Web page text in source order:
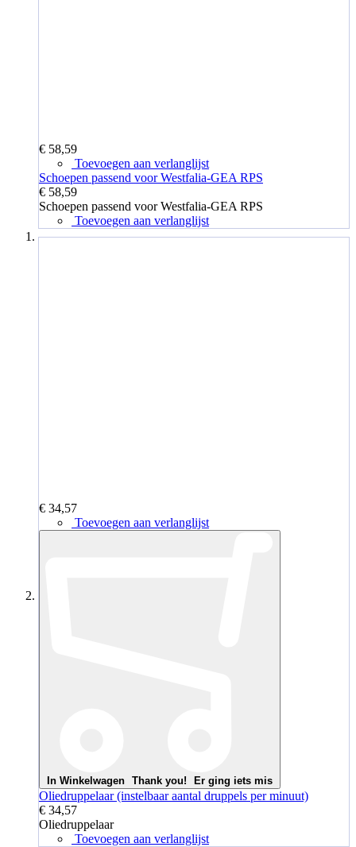
€ 58,59
Toevoegen aan verlanglijst
Schoepen passend voor Westfalia-GEA RPS
€ 58,59
Schoepen passend voor Westfalia-GEA RPS
Toevoegen aan verlanglijst
€ 34,57
Toevoegen aan verlanglijst
In Winkelwagen Thank you! Er ging iets mis
Oliedruppelaar (instelbaar aantal druppels per minuut)
€ 34,57
Oliedruppelaar
Toevoegen aan verlanglijst